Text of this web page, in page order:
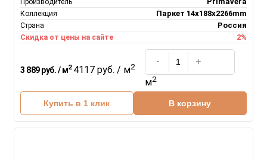
Коллекция Паркет 14x188x2266mm
Страна Россия
Скидка от цены на сайте 2%
3 889 руб. / м2 4117 руб. / м2
м2
Купить в 1 клик В корзину